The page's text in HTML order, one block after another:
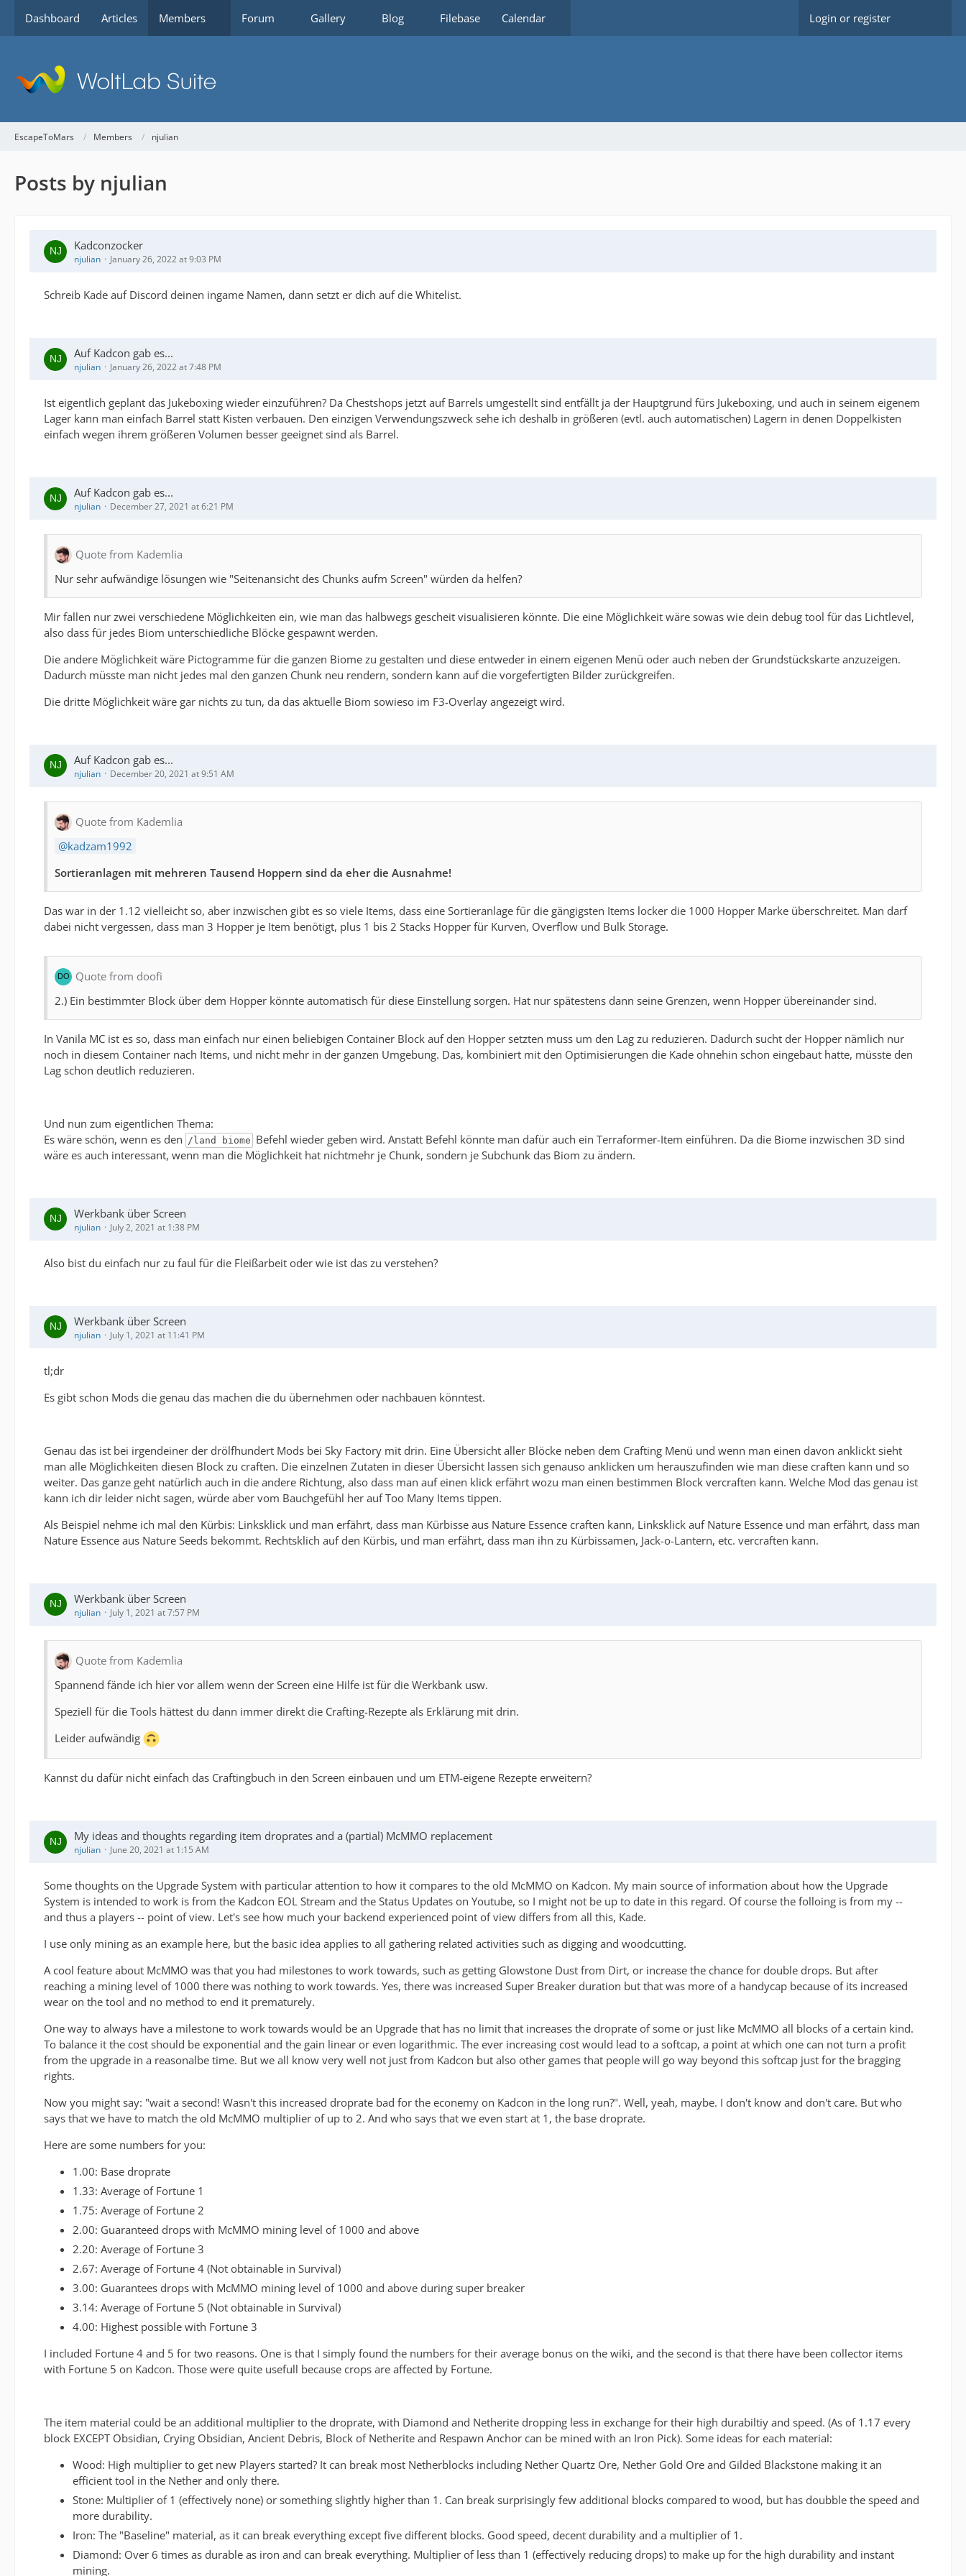
Dashboard Articles Members Forum Gallery Blog Filebase Calendar Login or register
EscapeToMars Members njulian
Posts by njulian
Kadconzocker
njulian January 26, 2022 at 9:03 PM
Schreib Kade auf Discord deinen ingame Namen, dann setzt er dich auf die Whitelist.
Auf Kadcon gab es...
njulian January 26, 2022 at 7:48 PM
Ist eigentlich geplant das Jukeboxing wieder einzuführen? Da Chestshops jetzt auf Barrels umgestellt sind entfällt ja der Hauptgrund fürs Jukeboxing, und auch in seinem eigenem
Lager kann man einfach Barrel statt Kisten verbauen. Den einzigen Verwendungszweck sehe ich deshalb in größeren (evtl. auch automatischen) Lagern in denen Doppelkisten
einfach wegen ihrem größeren Volumen besser geeignet sind als Barrel.
Auf Kadcon gab es...
njulian December 27, 2021 at 6:21 PM
Quote from Kademlia
Nur sehr aufwändige lösungen wie "Seitenansicht des Chunks aufm Screen" würden da helfen?
Mir fallen nur zwei verschiedene Möglichkeiten ein, wie man das halbwegs gescheit visualisieren könnte. Die eine Möglichkeit wäre sowas wie dein debug tool für das Lichtlevel,
also dass für jedes Biom unterschiedliche Blöcke gespawnt werden.
Die andere Möglichkeit wäre Pictogramme für die ganzen Biome zu gestalten und diese entweder in einem eigenen Menü oder auch neben der Grundstückskarte anzuzeigen.
Dadurch müsste man nicht jedes mal den ganzen Chunk neu rendern, sondern kann auf die vorgefertigten Bilder zurückgreifen.
Die dritte Möglichkeit wäre gar nichts zu tun, da das aktuelle Biom sowieso im F3-Overlay angezeigt wird.
Auf Kadcon gab es...
njulian December 20, 2021 at 9:51 AM
Quote from Kademlia
kadzam1992
Sortieranlagen mit mehreren Tausend Hoppern sind da eher die Ausnahme!
Das war in der 1.12 vielleicht so, aber inzwischen gibt es so viele Items, dass eine Sortieranlage für die gängigsten Items locker die 1000 Hopper Marke überschreitet. Man darf
dabei nicht vergessen, dass man 3 Hopper je Item benötigt, plus 1 bis 2 Stacks Hopper für Kurven, Overflow und Bulk Storage.
Quote from doofi
2.) Ein bestimmter Block über dem Hopper könnte automatisch für diese Einstellung sorgen. Hat nur spätestens dann seine Grenzen, wenn Hopper übereinander sind.
In Vanila MC ist es so, dass man einfach nur einen beliebigen Container Block auf den Hopper setzten muss um den Lag zu reduzieren. Dadurch sucht der Hopper nämlich nur
noch in diesem Container nach Items, und nicht mehr in der ganzen Umgebung. Das, kombiniert mit den Optimisierungen die Kade ohnehin schon eingebaut hatte, müsste den
Lag schon deutlich reduzieren.
Und nun zum eigentlichen Thema:
Es wäre schön, wenn es den
/land biome Befehl wieder geben wird. Anstatt Befehl könnte man dafür auch ein Terraformer-Item einführen. Da die Biome inzwischen 3D sind
wäre es auch interessant, wenn man die Möglichkeit hat nichtmehr je Chunk, sondern je Subchunk das Biom zu ändern.
Werkbank über Screen
njulian July 2, 2021 at 1:38 PM
Also bist du einfach nur zu faul für die Fleißarbeit oder wie ist das zu verstehen?
Werkbank über Screen
njulian July 1, 2021 at 11:41 PM
tl;dr
Es gibt schon Mods die genau das machen die du übernehmen oder nachbauen könntest.
Genau das ist bei irgendeiner der drölfhundert Mods bei Sky Factory mit drin. Eine Übersicht aller Blöcke neben dem Crafting Menü und wenn man einen davon anklickt sieht
man alle Möglichkeiten diesen Block zu craften. Die einzelnen Zutaten in dieser Übersicht lassen sich genauso anklicken um herauszufinden wie man diese craften kann und so
weiter. Das ganze geht natürlich auch in die andere Richtung, also dass man auf einen klick erfährt wozu man einen bestimmen Block vercraften kann. Welche Mod das genau ist
kann ich dir leider nicht sagen, würde aber vom Bauchgefühl her auf Too Many Items tippen.
Als Beispiel nehme ich mal den Kürbis: Linksklick und man erfährt, dass man Kürbisse aus Nature Essence craften kann, Linksklick auf Nature Essence und man erfährt, dass man
Nature Essence aus Nature Seeds bekommt. Rechtsklich auf den Kürbis, und man erfährt, dass man ihn zu Kürbissamen, Jack-o-Lantern, etc. vercraften kann.
Werkbank über Screen
njulian July 1, 2021 at 7:57 PM
Quote from Kademlia
Spannend fände ich hier vor allem wenn der Screen eine Hilfe ist für die Werkbank usw.
Speziell für die Tools hättest du dann immer direkt die Crafting-Rezepte als Erklärung mit drin.
Leider aufwändig
Kannst du dafür nicht einfach das Craftingbuch in den Screen einbauen und um ETM-eigene Rezepte erweitern?
My ideas and thoughts regarding item droprates and a (partial) McMMO replacement
njulian June 20, 2021 at 1:15 AM
Some thoughts on the Upgrade System with particular attention to how it compares to the old McMMO on Kadcon. My main source of information about how the Upgrade
System is intended to work is from the Kadcon EOL Stream and the Status Updates on Youtube, so I might not be up to date in this regard. Of course the folloing is from my --
and thus a players -- point of view. Let's see how much your backend experienced point of view differs from all this, Kade.
I use only mining as an example here, but the basic idea applies to all gathering related activities such as digging and woodcutting.
A cool feature about McMMO was that you had milestones to work towards, such as getting Glowstone Dust from Dirt, or increase the chance for double drops. But after
reaching a mining level of 1000 there was nothing to work towards. Yes, there was increased Super Breaker duration but that was more of a handycap because of its increased
wear on the tool and no method to end it prematurely.
One way to always have a milestone to work towards would be an Upgrade that has no limit that increases the droprate of some or just like McMMO all blocks of a certain kind.
To balance it the cost should be exponential and the gain linear or even logarithmic. The ever increasing cost would lead to a softcap, a point at which one can not turn a profit
from the upgrade in a reasonalbe time. But we all know very well not just from Kadcon but also other games that people will go way beyond this softcap just for the bragging
rights.
Now you might say: "wait a second! Wasn't this increased droprate bad for the econemy on Kadcon in the long run?". Well, yeah, maybe. I don't know and don't care. But who
says that we have to match the old McMMO multiplier of up to 2. And who says that we even start at 1, the base droprate.
Here are some numbers for you:
1.00: Base droprate
1.33: Average of Fortune 1
1.75: Average of Fortune 2
2.00: Guaranteed drops with McMMO mining level of 1000 and above
2.20: Average of Fortune 3
2.67: Average of Fortune 4 (Not obtainable in Survival)
3.00: Guarantees drops with McMMO mining level of 1000 and above during super breaker
3.14: Average of Fortune 5 (Not obtainable in Survival)
4.00: Highest possible with Fortune 3
I included Fortune 4 and 5 for two reasons. One is that I simply found the numbers for their average bonus on the wiki, and the second is that there have been collector items
with Fortune 5 on Kadcon. Those were quite usefull because crops are affected by Fortune.
The item material could be an additional multiplier to the droprate, with Diamond and Netherite dropping less in exchange for their high durabiltiy and speed. (As of 1.17 every
block EXCEPT Obsidian, Crying Obsidian, Ancient Debris, Block of Netherite and Respawn Anchor can be mined with an Iron Pick). Some ideas for each material:
Wood: High multiplier to get new Players started? It can break most Netherblocks including Nether Quartz Ore, Nether Gold Ore and Gilded Blackstone making it an
efficient tool in the Nether and only there.
Stone: Multiplier of 1 (effectively none) or something slightly higher than 1. Can break surprisingly few additional blocks compared to wood, but has doubble the speed and
more durability.
Iron: The "Baseline" material, as it can break everything except five different blocks. Good speed, decent durability and a multiplier of 1.
Diamond: Over 6 times as durable as iron and can break everything. Multiplier of less than 1 (effectively reducing drops) to make up for the high durability and instant
mining.